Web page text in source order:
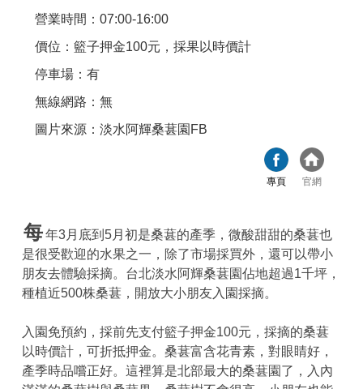
營業時間：07:00-16:00
價位：籃子押金100元，採果以時價計
停車場：有
無線網路：無
圖片來源：淡水阿輝桑葚園FB
專頁 官網
每年3月底到5月初是桑葚的產季，微酸甜甜的桑葚也
是很受歡迎的水果之一，除了市場採買外，還可以帶小
朋友去體驗採摘。台北淡水阿輝桑葚園佔地超過1千坪，
種植近500株桑葚，開放大小朋友入園採摘。
入園免預約，採前先支付籃子押金100元，採摘的桑葚
以時價計，可折抵押金。桑葚富含花青素，對眼睛好，
產季時品嚐正好。這裡算是北部最大的桑葚園了，入內